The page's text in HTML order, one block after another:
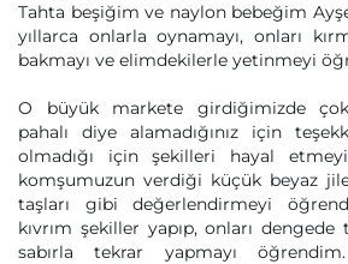
Tahta beşiğim ve naylon bebeğim
yıllarca onlarla oynamayı, onları
bakmayı ve elimdekilerle yetinmeyi
O büyük markete girdiğimizde
pahalı diye alamadığınız için
olmadığı için şekilleri hayal
komşumuzun verdiği küçük beyaz
taşları gibi değerlendirmeyi
kıvrım şekiller yapıp, onları dengede
sabırla tekrar yapmayı